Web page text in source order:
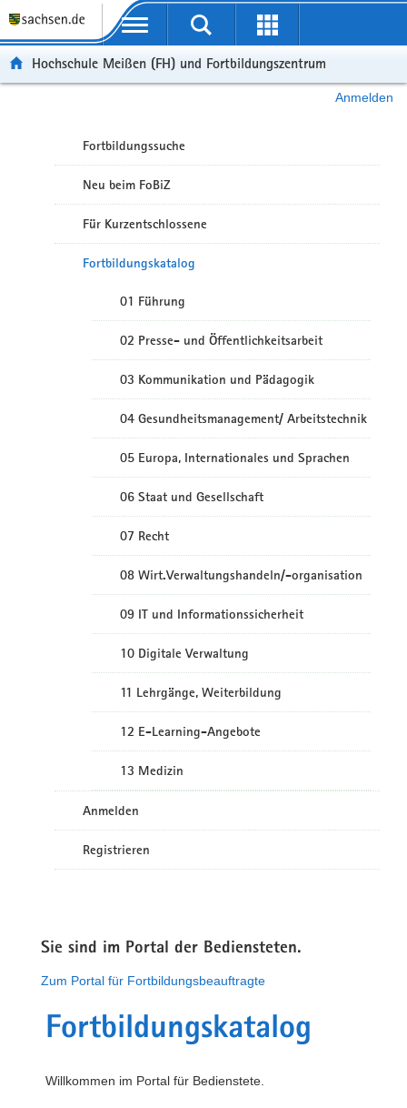
Portalübergreifende Navigation
Hochschule Meißen (FH) und Fortbildungszentrum
Anmelden
Fortbildungssuche
Neu beim FoBiZ
Für Kurzentschlossene
Fortbildungskatalog
01 Führung
02 Presse- und Öffentlichkeitsarbeit
03 Kommunikation und Pädagogik
04 Gesundheitsmanagement/ Arbeitstechnik
05 Europa, Internationales und Sprachen
06 Staat und Gesellschaft
07 Recht
08 Wirt.Verwaltungshandeln/-organisation
09 IT und Informationssicherheit
10 Digitale Verwaltung
11 Lehrgänge, Weiterbildung
12 E-Learning-Angebote
13 Medizin
Anmelden
Registrieren
Sie sind im Portal der Bediensteten.
Zum Portal für Fortbildungsbeauftragte
Fortbildungskatalog
Willkommen im Portal für Bedienstete.